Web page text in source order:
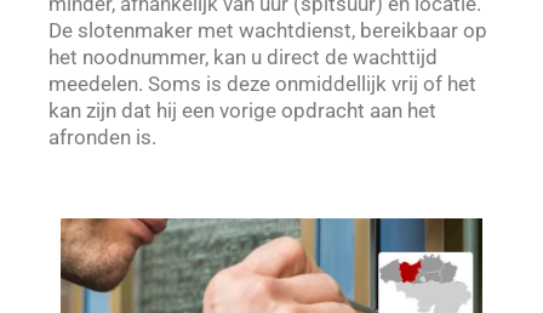
De slotenmaker met wachtdienst, bereikbaar op
het noodnummer, kan u direct de wachttijd
meedelen. Soms is deze onmiddellijk vrij of het
kan zijn dat hij een vorige opdracht aan het
afronden is.